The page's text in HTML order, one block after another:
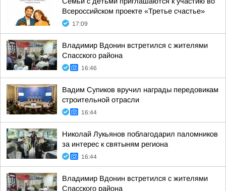
Всероссийском проекте «Третье счастье»
17:09
Владимир Вдонин встретился с жителями
Спасского района
16:46
Вадим Супиков вручил награды передовикам
строительной отрасли
16:44
Николай Лукьянов поблагодарил паломников
за интерес к святыням региона
16:44
Владимир Вдонин встретился с жителями
Спасского района